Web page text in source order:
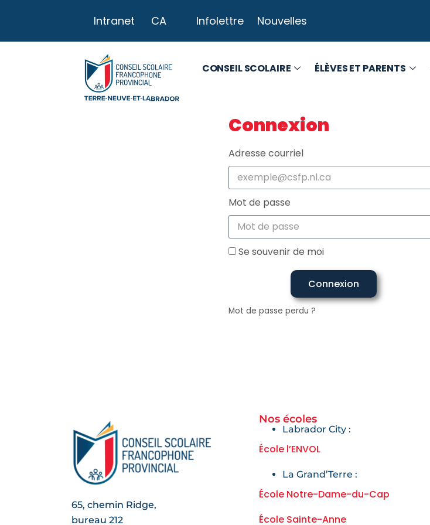
Intranet CA Infolettre Nouvelles
CONSEIL SCOLAIRE ÉLÈVES ET PARENTS
Connexion
Adresse courriel
Mot de passe
Se souvenir de moi
Connexion
Mot de passe perdu ?
65, chemin Ridge,
bureau 212
Nos écoles
Labrador City :
École l’ENVOL
La Grand’Terre :
École Notre-Dame-du-Cap
École Sainte-Anne